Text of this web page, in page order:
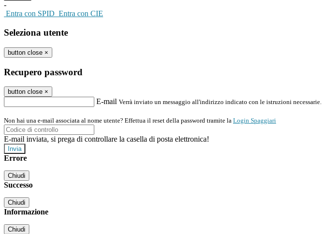
-
Entra con SPID Entra con CIE
Seleziona utente
button close ×
Recupero password
button close ×
E-mail Verrà inviato un messaggio all'indirizzo indicato con le istruzioni necessarie.
Non hai una e-mail associata al nome utente? Effettua il reset della password tramite la Login Spaggiari
E-mail inviata, si prega di controllare la casella di posta elettronica!
Errore
Chiudi
Successo
Chiudi
Informazione
Chiudi